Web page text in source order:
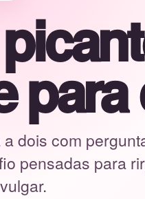
para
dois com
pensadas para